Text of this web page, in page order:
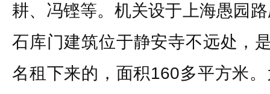
耕、冯铿等。机关设于上海愚园
石库门建筑位于静安寺不远处，
名租下来的，面积160多平方米